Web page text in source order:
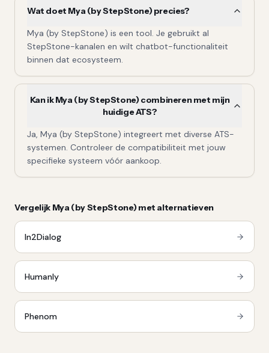
Wat doet Mya (by StepStone) precies?
Mya (by StepStone) is een tool. Je gebruikt al
StepStone-kanalen en wilt chatbot-functionaliteit
binnen dat ecosysteem.
Kan ik Mya (by StepStone) combineren met mijn
huidige ATS?
Ja, Mya (by StepStone) integreert met diverse ATS-
systemen. Controleer de compatibiliteit met jouw
specifieke systeem vóór aankoop.
Vergelijk Mya (by StepStone)met alternatieven
In2Dialog
Humanly
Phenom